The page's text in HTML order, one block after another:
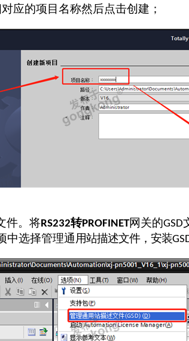
对应的项目名称然后点击创建；
件。将RS232转PROFINET网关的GSD
中选择管理通用站描述文件，安装